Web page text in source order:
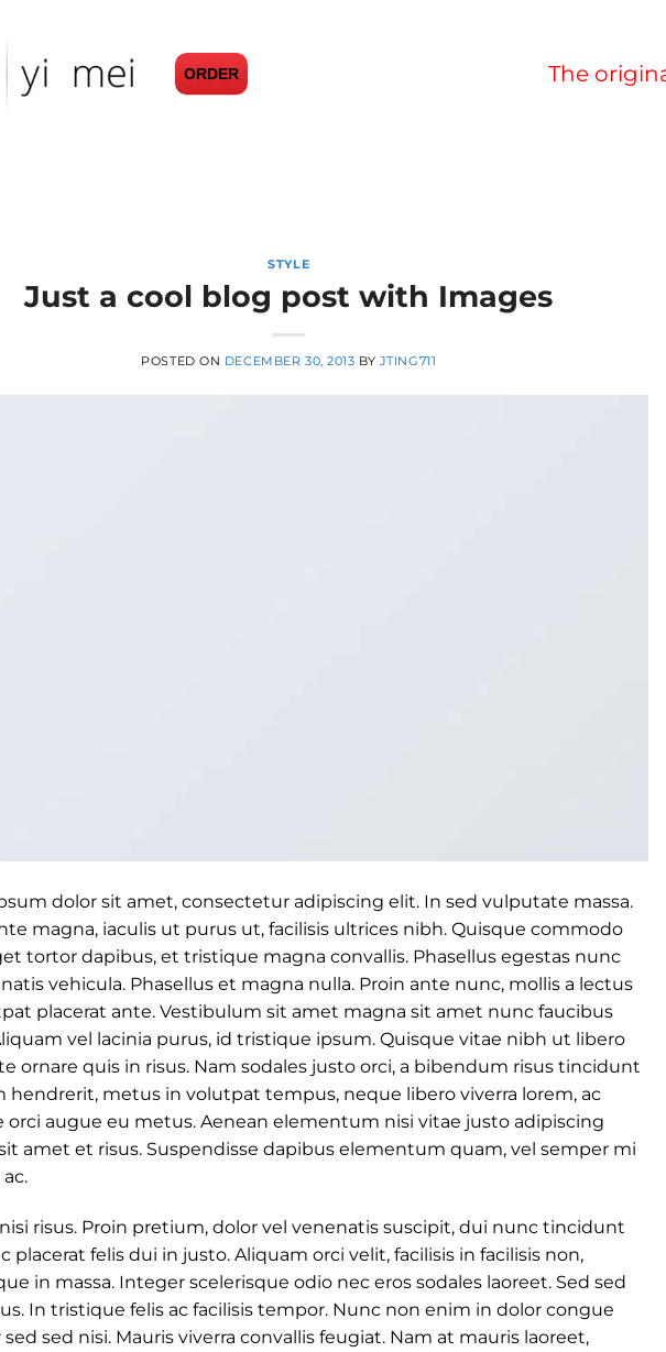
ORDER The
STYLE
Just a cool blog post with Images
POSTED ON DECEMBER 30, 2013 BY JTING711
dolor sit amet, consectetur adipiscing elit. In sed vulputate massa.
magna, iaculis ut purus ut, facilisis ultrices nibh. Quisque commodo
tortor dapibus, et tristique magna convallis. Phasellus egestas nunc
vehicula. Phasellus et magna nulla. Proin ante nunc, mollis a lectus
placerat ante. Vestibulum sit amet magna sit amet nunc faucibus
vel lacinia purus, id tristique ipsum. Quisque vitae nibh ut libero
ornare quis in risus. Nam sodales justo orci, a bibendum risus tincidunt
hendrerit, metus in volutpat tempus, neque libero viverra lorem, ac
orci augue eu metus. Aenean elementum nisi vitae justo adipiscing
amet et risus. Suspendisse dapibus elementum quam, vel semper mi
risus. Proin pretium, dolor vel venenatis suscipit, dui nunc tincidunt
placerat felis dui in justo. Aliquam orci velit, facilisis in facilisis non,
in massa. Integer scelerisque odio nec eros sodales laoreet. Sed sed
In tristique felis ac facilisis tempor. Nunc non enim in dolor congue
sed nisi. Mauris viverra convallis feugiat. Nam at mauris laoreet,